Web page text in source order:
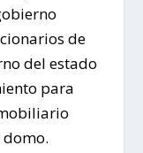
de
del estado
para